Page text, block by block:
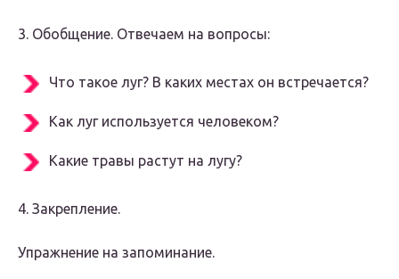
3. Обобщение. Отвечаем на вопросы:
Что такое луг? В каких местах он встречается?
Как луг используется человеком?
Какие травы растут на лугу?
4. Закрепление.
Упражнение на запоминание.